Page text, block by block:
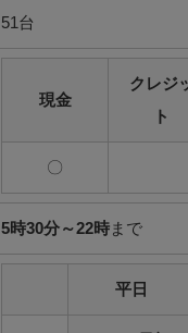
51台
現金
クレジ
ト
〇
5時30分～22時 まで
平日